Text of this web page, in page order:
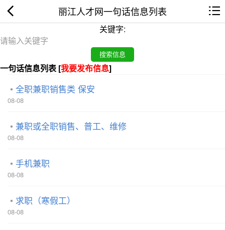
丽江人才网一句话信息列表
关键字:
一句话信息列表 [我要发布信息]
全职兼职销售类 保安
08-08
兼职或全职销售、普工、维修
08-08
手机兼职
08-08
求职（寒假工）
08-08